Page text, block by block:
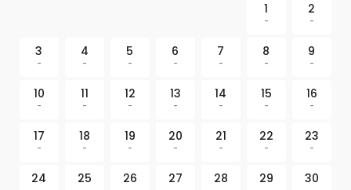
1
-
2
-
3
-
4
-
5
-
6
-
7
-
8
-
9
-
10
-
11
-
12
-
13
-
14
-
15
-
16
-
17
-
18
-
19
-
20
-
21
-
22
-
23
-
24 25 26 27 28 29 30